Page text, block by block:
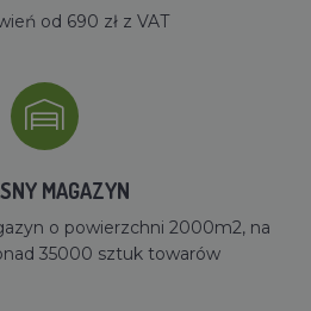
od 690 zł z VAT
MAGAZYN
o powierzchni 2000m2, na
35000 sztuk towarów